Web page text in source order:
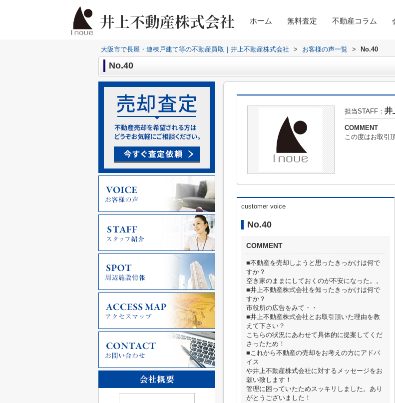
ホーム 無料査定 不動産コラム
大阪市で長屋・連棟戸建て等の不動産買取｜井上不動産株式会社 > お客様の声一覧 > No.40
No.40
担当STAFF： 井
COMMENT
この度はお取引
customer voice
No.40
COMMENT
■不動産を売却しようと思ったきっかけは何で
すか？
空き家のままにしておくのが不安になった。。
■井上不動産株式会社を知ったきっかけは何で
すか？
市役所の広告をみて・・
■井上不動産株式会社とお取引頂いた理由を教
えて下さい？
こちらの状況にあわせて具体的に提案してくだ
さったため！
■これから不動産の売却をお考えの方にアドバ
イス
や井上不動産株式会社に対するメッセージをお
願い致します！
管理に困っていたためスッキリしました。あり
がとうございました！